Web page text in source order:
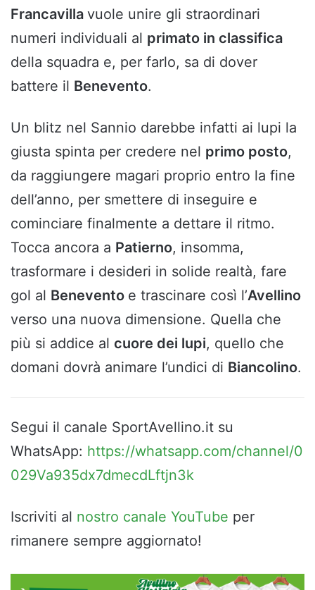
Francavilla vuole unire gli straordinari
numeri individuali al primato in classifica
della squadra e, per farlo, sa di dover
battere il Benevento.
Un blitz nel Sannio darebbe infatti ai lupi la
giusta spinta per credere nel primo posto,
da raggiungere magari proprio entro la fine
dell’anno, per smettere di inseguire e
cominciare finalmente a dettare il ritmo.
Tocca ancora a Patierno, insomma,
trasformare i desideri in solide realtà, fare
gol al Benevento e trascinare così l’Avellino
verso una nuova dimensione. Quella che
più si addice al cuore dei lupi, quello che
domani dovrà animare l’undici di Biancolino.
Segui il canale SportAvellino.it su
WhatsApp: https://whatsapp.com/channel/0
029Va935dx7dmecdLftjn3k
Iscriviti al nostro canale YouTube per
rimanere sempre aggiornato!